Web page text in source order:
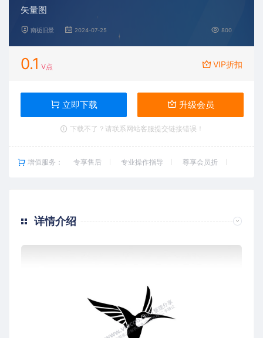
矢量图
南栀旧景 2024-07-25 800
0.1 V点 VIP折扣
立即下载 升级会员
下载不了？请联系网站客服提交链接错误！
增值服务： 专享售后 专业操作指导 尊享会员折
详情介绍